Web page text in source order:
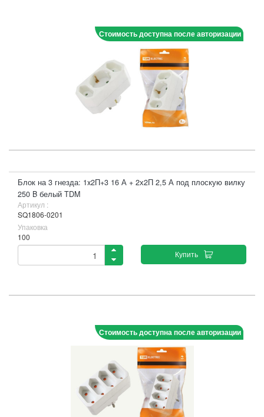
Стоимость доступна после авторизации
Блок на 3 гнезда: 1x2П+3 16 А + 2х2П 2,5 А под плоскую вилку
250 B белый TDM
Артикул :
SQ1806-0201
Упаковка
100
Купить
Стоимость доступна после авторизации